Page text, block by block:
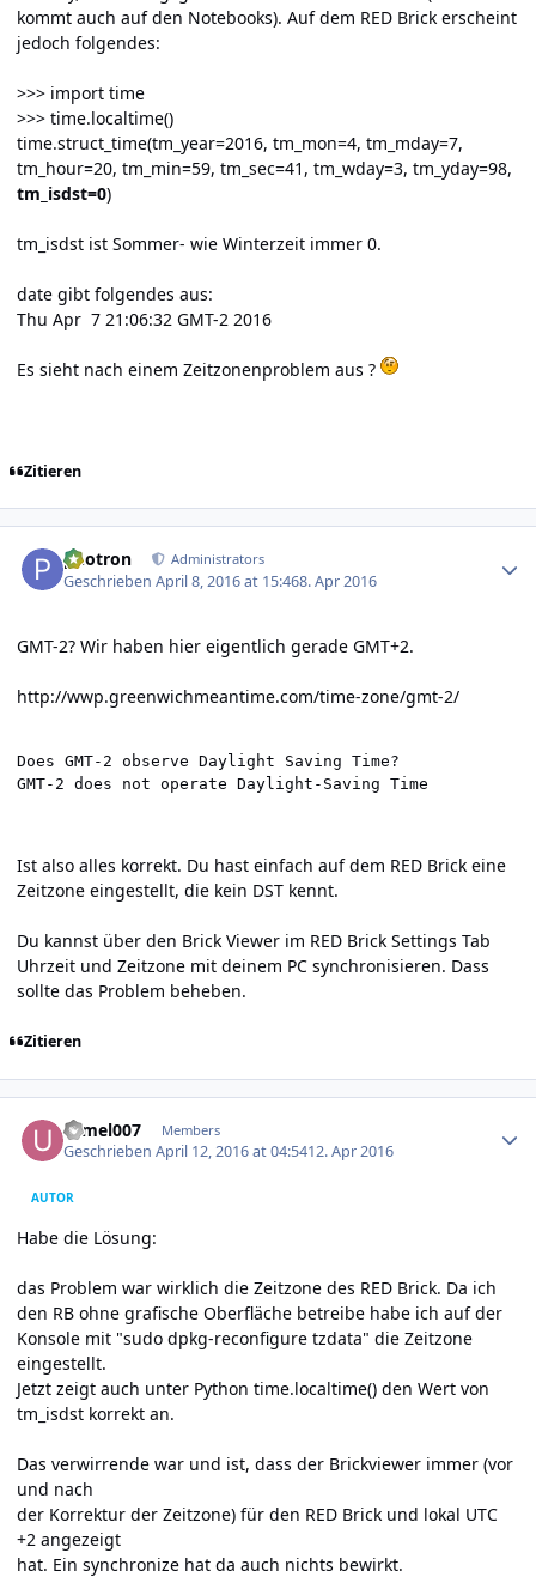
kommt auch auf den Notebooks). Auf dem RED Brick erscheint
jedoch folgendes:
>>> import time
>>> time.localtime()
time.struct_time(tm_year=2016, tm_mon=4, tm_mday=7,
tm_hour=20, tm_min=59, tm_sec=41, tm_wday=3, tm_yday=98,
tm_isdst=0)
tm_isdst ist Sommer- wie Winterzeit immer 0.
date gibt folgendes aus:
Thu Apr 7 21:06:32 GMT-2 2016
Es sieht nach einem Zeitzonenproblem aus ?
Zitieren
photron Administrators
GeschriebenApril 8, 2016 at 15:468. Apr 2016
GMT-2? Wir haben hier eigentlich gerade GMT+2.
http://wwp.greenwichmeantime.com/time-zone/gmt-2/
Does GMT-2 observe Daylight Saving Time?
GMT-2 does not operate Daylight-Saving Time
Ist also alles korrekt. Du hast einfach auf dem RED Brick eine
Zeitzone eingestellt, die kein DST kennt.
Du kannst über den Brick Viewer im RED Brick Settings Tab
Uhrzeit und Zeitzone mit deinem PC synchronisieren. Dass
sollte das Problem beheben.
Zitieren
urmel007 Members
GeschriebenApril 12, 2016 at 04:5412. Apr 2016
AUTOR
Habe die Lösung:
das Problem war wirklich die Zeitzone des RED Brick. Da ich
den RB ohne grafische Oberfläche betreibe habe ich auf der
Konsole mit "sudo dpkg-reconfigure tzdata" die Zeitzone
eingestellt.
Jetzt zeigt auch unter Python time.localtime() den Wert von
tm_isdst korrekt an.
Das verwirrende war und ist, dass der Brickviewer immer (vor
und nach
der Korrektur der Zeitzone) für den RED Brick und lokal UTC
+2 angezeigt
hat. Ein synchronize hat da auch nichts bewirkt.